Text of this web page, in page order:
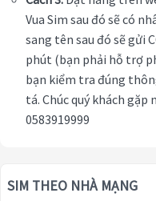
Vua Sim sau đó sẽ có
sang tên sau đó sẽ gửi
phút (bạn phải hỗ trợ
bạn kiểm tra đúng
tá. Chúc quý khách
0583919999
SIM THEO NHÀ MẠNG